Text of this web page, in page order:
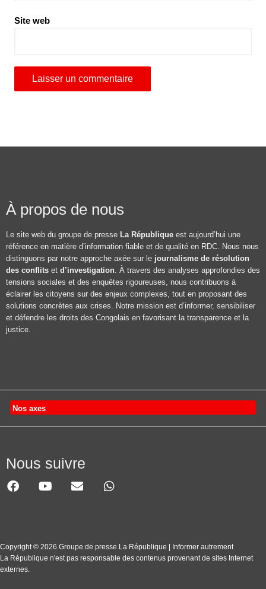
Site web
À propos de nous
Le site web du groupe de presse La République est aujourd’hui une
référence en matière d’information fiable et de qualité en RDC. Nous nous
distinguons par notre approche axée sur le journalisme de résolution
des conflits et d’investigation. À travers des analyses approfondies des
tensions sociales et des enquêtes rigoureuses, nous contribuons à
éclairer les citoyens sur des enjeux complexes, tout en proposant des
solutions concrètes aux crises. Notre mission est d’informer, sensibiliser
et défendre les droits des Congolais en favorisant la transparence et la
justice.
Nos axes
Nous suivre
Copyright © 2026 Groupe de presse La République | Informer autrement
La République n'est pas responsable des contenus provenant de sites Internet
externes.